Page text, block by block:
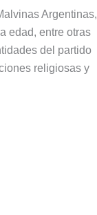
Argentinas,
edad, entre otras
del partido
religiosas y